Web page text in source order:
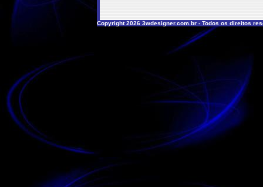
Copyright 2026 3wdesigner.com.br - Todos os direitos